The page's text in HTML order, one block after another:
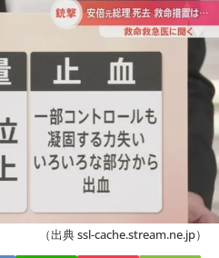
（出典 ssl-cache.stream.ne.jp）